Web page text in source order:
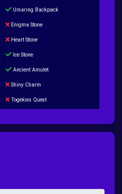
Ursaring Backpack
Enigma Stone
Heart Stone
Ice Stone
Ancient Amulet
Shiny Charm
Togekiss Quest
New Continent Quest pt.2